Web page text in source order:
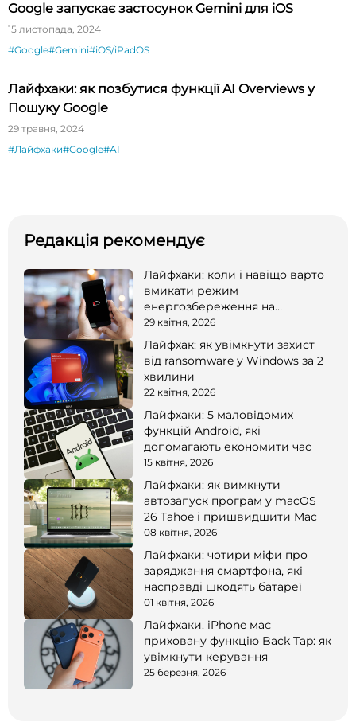
Google запускає застосунок Gemini для iOS
15 листопада, 2024
#Google#Gemini#iOS/iPadOS
Лайфхаки: як позбутися функції AI Overviews у
Пошуку Google
29 травня, 2024
#Лайфхаки#Google#AI
Редакція рекомендує
Лайфхаки: коли і навіщо варто
вмикати режим
енергозбереження на
смартфоні
29 квітня, 2026
Лайфхак: як увімкнути захист
від ransomware у Windows за 2
хвилини
22 квітня, 2026
Лайфхаки: 5 маловідомих
функцій Android, які
допомагають економити час
15 квітня, 2026
Лайфхаки: як вимкнути
автозапуск програм у macOS
26 Tahoe і пришвидшити Mac
08 квітня, 2026
Лайфхаки: чотири міфи про
заряджання смартфона, які
насправді шкодять батареї
01 квітня, 2026
Лайфхаки. iPhone має
приховану функцію Back Tap: як
увімкнути керування
25 березня, 2026